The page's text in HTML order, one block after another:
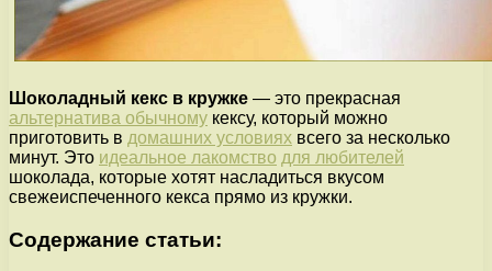
Шоколадный кекс в кружке — это прекрасная
альтернатива обычному кексу, который можно
приготовить в домашних условиях всего за несколько
минут. Это идеальное лакомство для любителей
шоколада, которые хотят насладиться вкусом
свежеиспеченного кекса прямо из кружки.
Содержание статьи: